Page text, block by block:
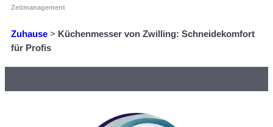
Zeitmanagement
Zuhause > Küchenmesser von Zwilling: Schneidekomfort
für Profis